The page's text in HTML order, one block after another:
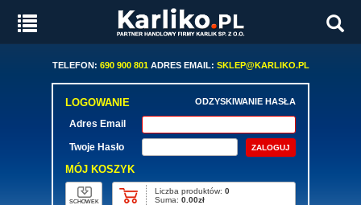
TELEFON: 690 900 801ADRES EMAIL: SKLEP@KARLIKO.PL
LOGOWANIE ODZYSKIWANIE HASŁA
Adres Email
Twoje Hasło
MÓJ KOSZYK
SCHOWEK
Liczba produktów: 0
Suma: 0.00zł